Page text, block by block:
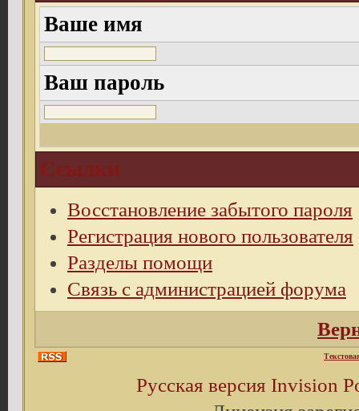
Ваше имя
Ваш пароль
Ссылки
Восстановление забытого пароля
Регистрация нового пользователя
Разделы помощи
Связь с администрацией форума
Русская версия Invision